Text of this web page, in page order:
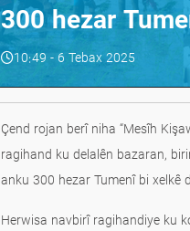
300 hezar
10:49 - 6 Tebax 2025
Çend rojan berî niha “Mesîh
ragihand ku delalên bazaran,
anku 300 hezar Tumenî bi xelkê
Herwisa navbirî ragihandiye ku